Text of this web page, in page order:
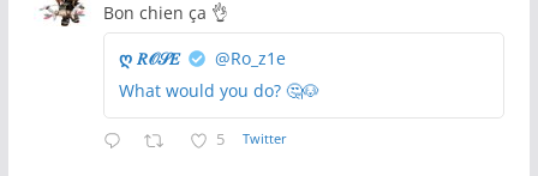
Bon chien ça 👌
ღ 𝑅𝒪𝒮𝐸
@Ro_z1e
What would you do? 🤔🐶
5 Twitter